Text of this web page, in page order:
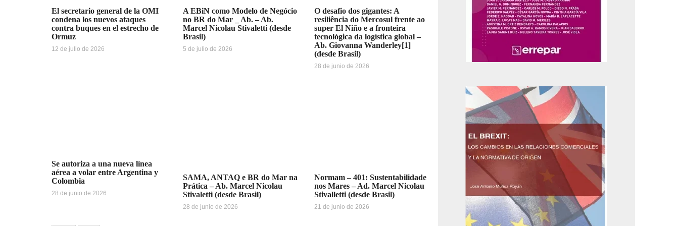
El secretario general de la OMI
condena los nuevos ataques
contra buques en el estrecho de
Ormuz
12 de julio de 2026
A EBiN como Modelo de Negócio
no BR do Mar _ Ab. – Ab.
Marcel Nicolau Stivaletti (desde
Brasil)
5 de julio de 2026
O desafio dos gigantes: A
resiliência do Mercosul frente ao
super El Niño e a fronteira
tecnológica da logística global –
Ab. Giovanna Wanderley[1]
(desde Brasil)
28 de junio de 2026
Se autoriza a una nueva línea
aérea a volar entre Argentina y
Colombia
28 de junio de 2026
SAMA, ANTAQ e BR do Mar na
Prática – Ab. Marcel Nicolau
Stivaletti (desde Brasil)
28 de junio de 2026
Normam – 401: Sustentabilidade
nos Mares – Ad. Marcel Nicolau
Stivalletti (desde Brasil)
21 de junio de 2026